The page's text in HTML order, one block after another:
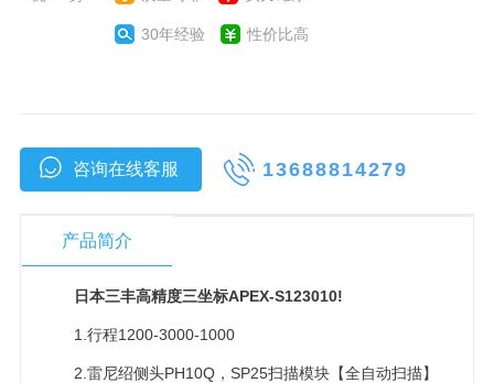
30年经验 性价比高
咨询在线客服 13688814279
产品简介
日本三丰高精度三坐标APEX-S123010!
1.行程1200-3000-1000
2.雷尼绍侧头PH10Q，SP25扫描模块【全自动扫描】